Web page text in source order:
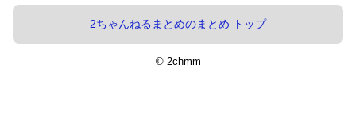
2ちゃんねるまとめのまとめ トップ
© 2chmm